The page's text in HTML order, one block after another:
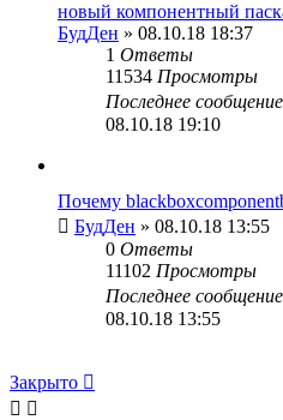
новый компонентный
БудДен » 08.10.18 18:37
1 Ответы
11534 Просмотры
Последнее сообщение
08.10.18 19:10
Почему
БудДен » 08.10.18 13:55
0 Ответы
11102 Просмотры
Последнее сообщение
08.10.18 13:55
Закрыто